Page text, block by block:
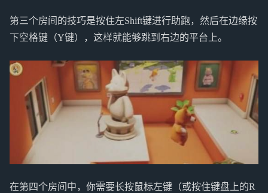
第三个房间的技巧是按住左Shift键进行助跑，然后在边缘按
下空格键（Y键），这样就能够跳到右边的平台上。
在第四个房间中，你需要长按鼠标左键（或按住键盘上的R